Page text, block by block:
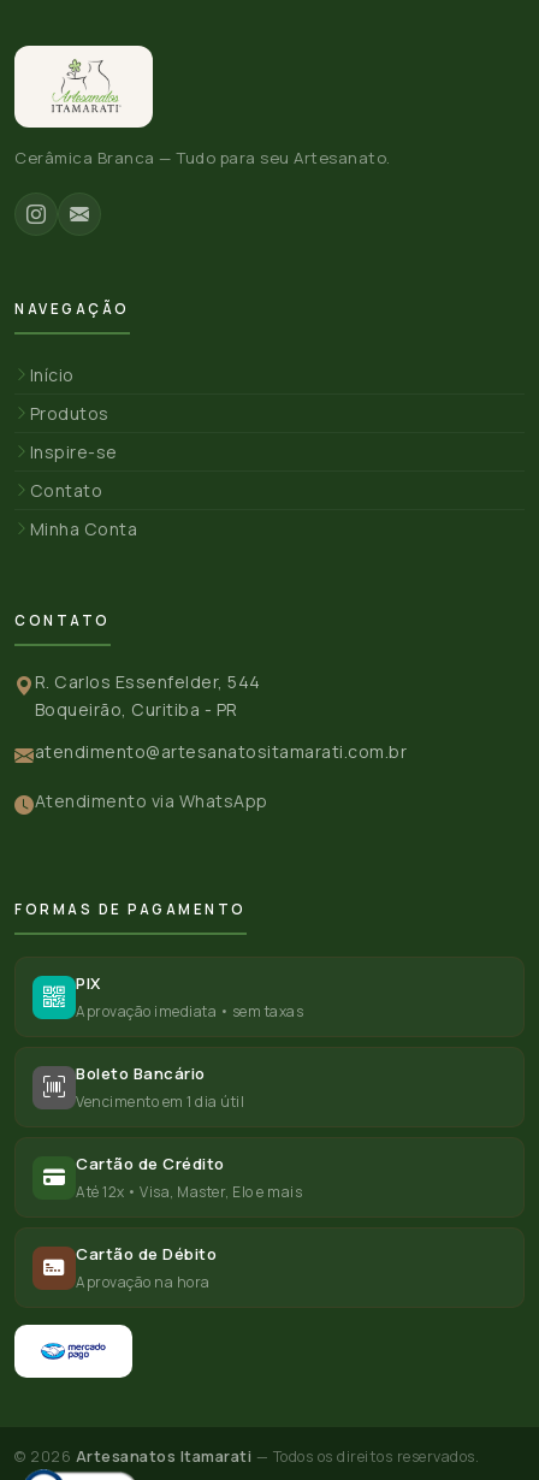
Cerâmica Branca — Tudo para seu Artesanato.
NAVEGAÇÃO
Início
Produtos
Inspire-se
Contato
Minha Conta
CONTATO
R. Carlos Essenfelder, 544
Boqueirão, Curitiba - PR
atendimento@artesanatositamarati.com.br
Atendimento via WhatsApp
FORMAS DE PAGAMENTO
PIX
Aprovação imediata • sem taxas
Boleto Bancário
Vencimento em 1 dia útil
Cartão de Crédito
Até 12x • Visa, Master, Elo e mais
Cartão de Débito
Aprovação na hora
© 2026 Artesanatos Itamarati — Todos os direitos reservados.